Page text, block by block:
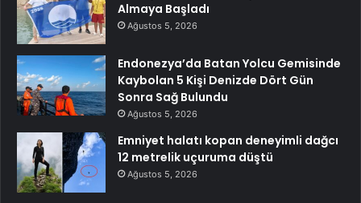
Almaya Başladı
Ağustos 5, 2026
Endonezya’da Batan Yolcu Gemisinde
Kaybolan 5 Kişi Denizde Dört Gün
Sonra Sağ Bulundu
Ağustos 5, 2026
Emniyet halatı kopan deneyimli dağcı
12 metrelik uçuruma düştü
Ağustos 5, 2026